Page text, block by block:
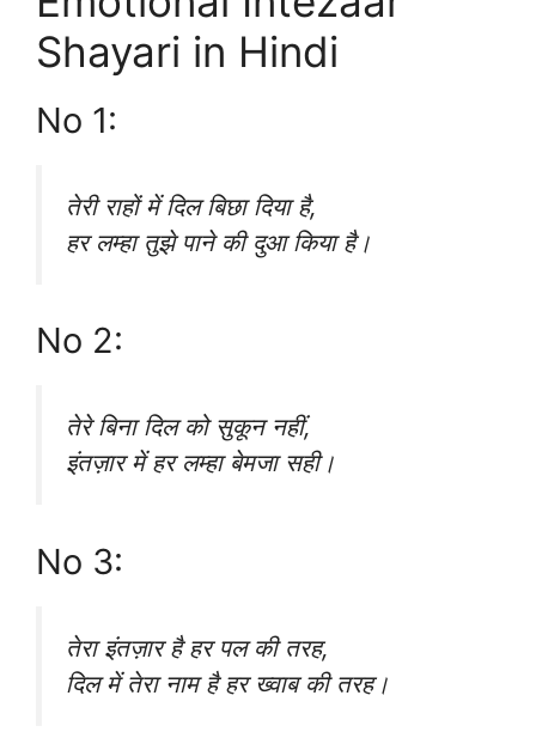
Shayari in Hindi
No 1:
तेरी राहों में दिल बिछा दिया है,
हर लम्हा तुझे पाने की दुआ किया है।
No 2:
तेरे बिना दिल को सुकून नहीं,
इंतज़ार में हर लम्हा बेमजा सही।
No 3:
तेरा इंतज़ार है हर पल की तरह,
दिल में तेरा नाम है हर ख्वाब की तरह।